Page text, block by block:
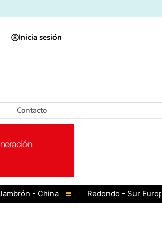
Inicia sesión
Contacto
- China
Redondo - Sur Europa